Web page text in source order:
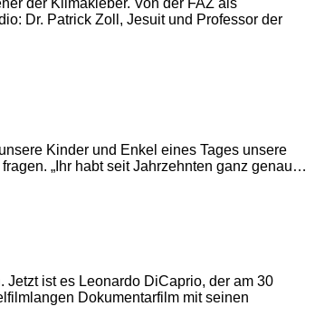
der Klimakleber. Von der FAZ als
Dr. Patrick Zoll, Jesuit und Professor der
Kinder und Enkel eines Tages unsere
„Ihr habt seit Jahrzehnten ganz genau…
Jetzt ist es Leonardo DiCaprio, der am 30
Dokumentarfilm mit seinen